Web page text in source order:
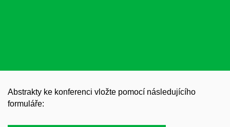
Abstrakty ke konferenci vložte pomocí následujícího
formuláře:​